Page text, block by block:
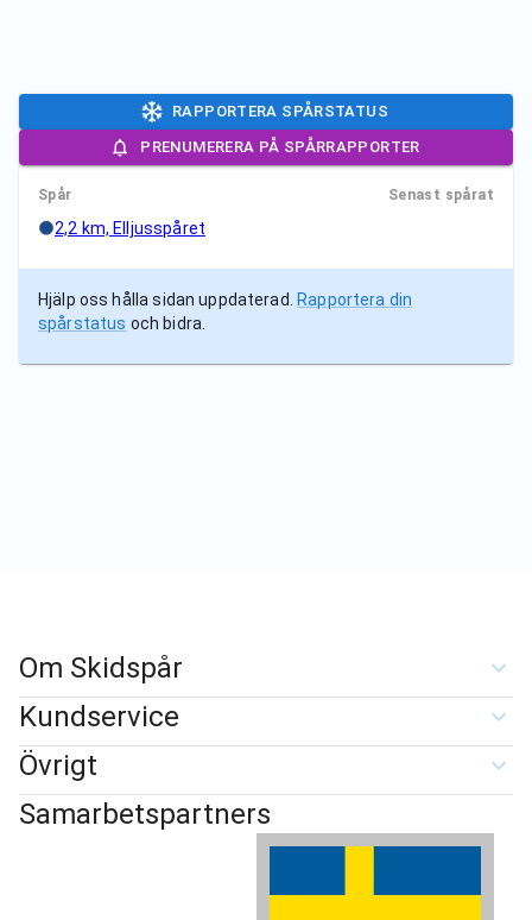
RAPPORTERA SPÅRSTATUS
PRENUMERERA PÅ SPÅRRAPPORTER
Spår Senast spårat
2,2 km, Elljusspåret
Hjälp oss hålla sidan uppdaterad.
Rapportera din
spårstatus och bidra.
Om Skidspår
Kundservice
Övrigt
Samarbetspartners